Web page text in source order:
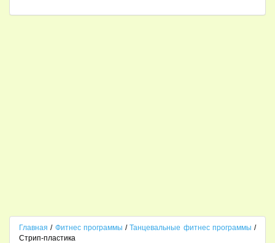
Главная / Фитнес программы /Танцевальные фитнес программы /
Стрип-пластика